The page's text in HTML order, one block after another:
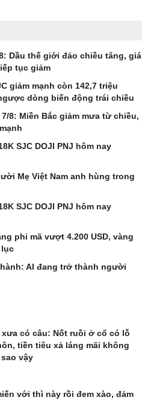
Dầu thế giới đảo chiều tăng, giá
tục giảm
giảm mạnh còn 142,7 triệu
dòng biến động trái chiều
8: Miền Bắc giảm mưa từ chiều,
SJC DOJI PNJ hôm nay
Mẹ Việt Nam anh hùng trong
SJC DOJI PNJ hôm nay
phi mã vượt 4.200 USD, vàng
AI đang trở thành người
có câu: Nốt ruồi ở cổ có lỗ
tiền tiêu xả láng mãi không
vậy
với thì này rồi đem xào, đảm